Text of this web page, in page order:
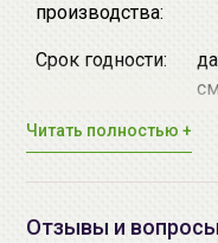
производства:
Срок годности:
Производитель:
Читать полностью +
Отзывы и